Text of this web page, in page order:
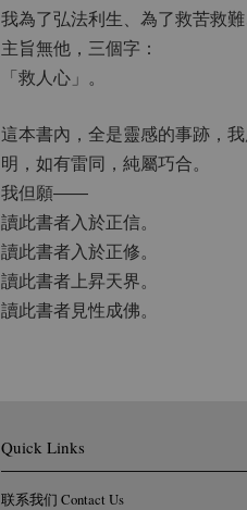
我為了弘法利生、為了救苦救
主旨無他，三個字：
「救人心」。
這本書內，全是靈感的事跡，
明，如有雷同，純屬巧合。
我但願——
讀此書者入於正信。
讀此書者入於正修。
讀此書者上昇天界。
讀此書者見性成佛。
Quick Links
联系我们 Contact Us